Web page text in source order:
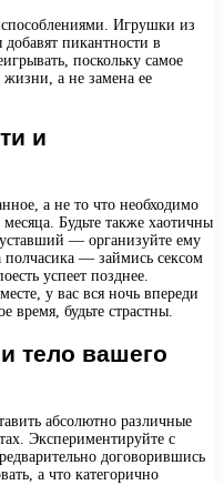
Игрушки из
добавят пикантности в
поскольку самое
а не замена ее
и
а не то что необходимо
Будьте также хаотичны
— организуйте ему
полчасика — займись сексом
успеет позднее.
у вас вся ночь впереди
время, будьте страстны.
тело вашего
абсолютно различные
Экспериментируйте с
договорившись
а что категорично